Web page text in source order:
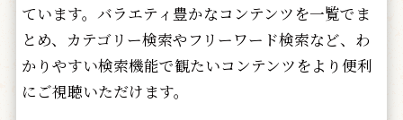
ています。バラエティ豊かなコンテンツを一覧でま
とめ、カテゴリー検索やフリーワード検索など、わ
かりやすい検索機能で観たいコンテンツをより便利
にご視聴いただけます。